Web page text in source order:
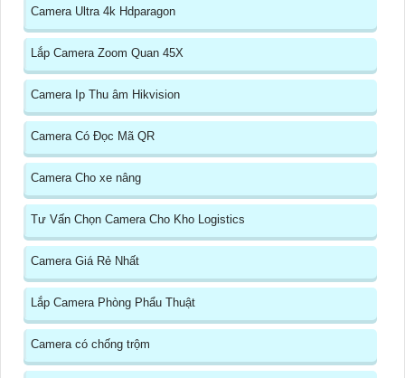
Camera Ultra 4k Hdparagon
Lắp Camera Zoom Quan 45X
Camera Ip Thu âm Hikvision
Camera Có Đọc Mã QR
Camera Cho xe nâng
Tư Vấn Chọn Camera Cho Kho Logistics
Camera Giá Rẻ Nhất
Lắp Camera Phòng Phẩu Thuật
Camera có chống trộm